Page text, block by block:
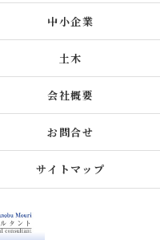
中小企業
土木
会社概要
お問合せ
サイトマップ